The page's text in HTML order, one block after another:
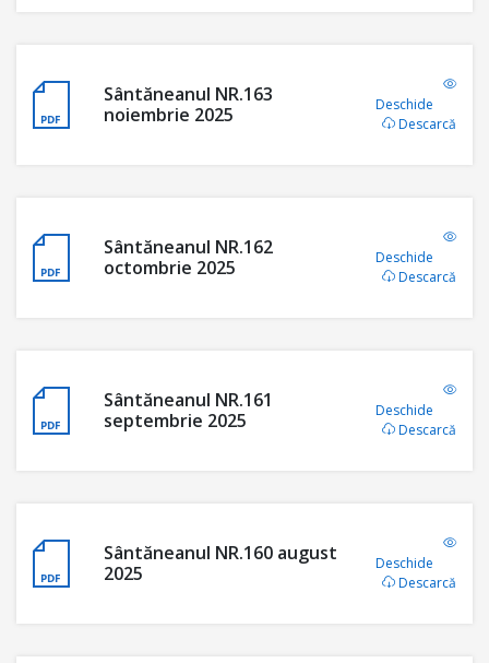
Sântăneanul NR.163
noiembrie 2025
Deschide
Descarcă
Sântăneanul NR.162
octombrie 2025
Deschide
Descarcă
Sântăneanul NR.161
septembrie 2025
Deschide
Descarcă
Sântăneanul NR.160 august
2025
Deschide
Descarcă